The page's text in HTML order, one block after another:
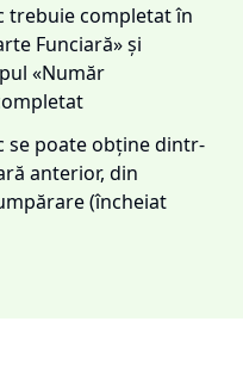
trebuie completat în
Funciară» și
«Număr
poate obține dintr-
anterior, din
(încheiat